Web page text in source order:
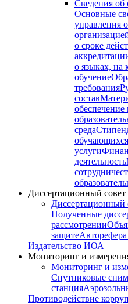
Сведения об
Основные
управления
о сроке
о языках, на
обучение
требования
состав
среда
обучающихся
услуги
деятельность
Диссертационный совет
Диссертационный
Полученные
рассмотрении
защите
Издательство ИОА
Мониторинг и
Мониторинг и
Спутниковые
станция
Противодействие